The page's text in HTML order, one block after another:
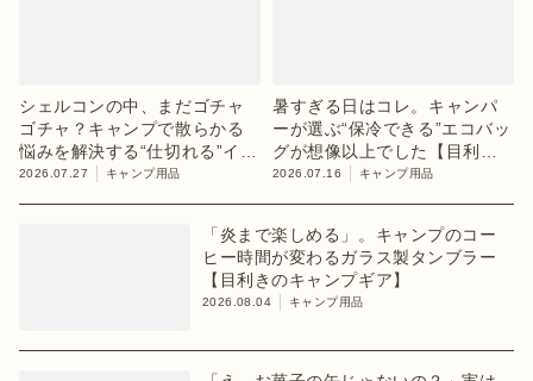
シェルコンの中、まだゴチャ
ゴチャ？キャンプで散らかる
悩みを解決する“仕切れる”イン
ナーケース
2026.07.27 キャンプ用品
暑すぎる日はコレ。キャンパ
ーが選ぶ“保冷できる”エコバッ
グが想像以上でした【目利き
のキャンプギア】
2026.07.16 キャンプ用品
「炎まで楽しめる」。キャンプのコー
ヒー時間が変わるガラス製タンブラー
【目利きのキャンプギア】
2026.08.04 キャンプ用品